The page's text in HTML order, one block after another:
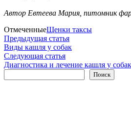
Автор Евтеева Мария, питомник
ОтмеченныеЩенки таксы
Навигация
по
записям
Предыдущая статьяПредыдущая
статья:
Виды кашля у собак
Следующая статьяСледующая
статья:
Диагностика и лечение кашля у собак
Поиск